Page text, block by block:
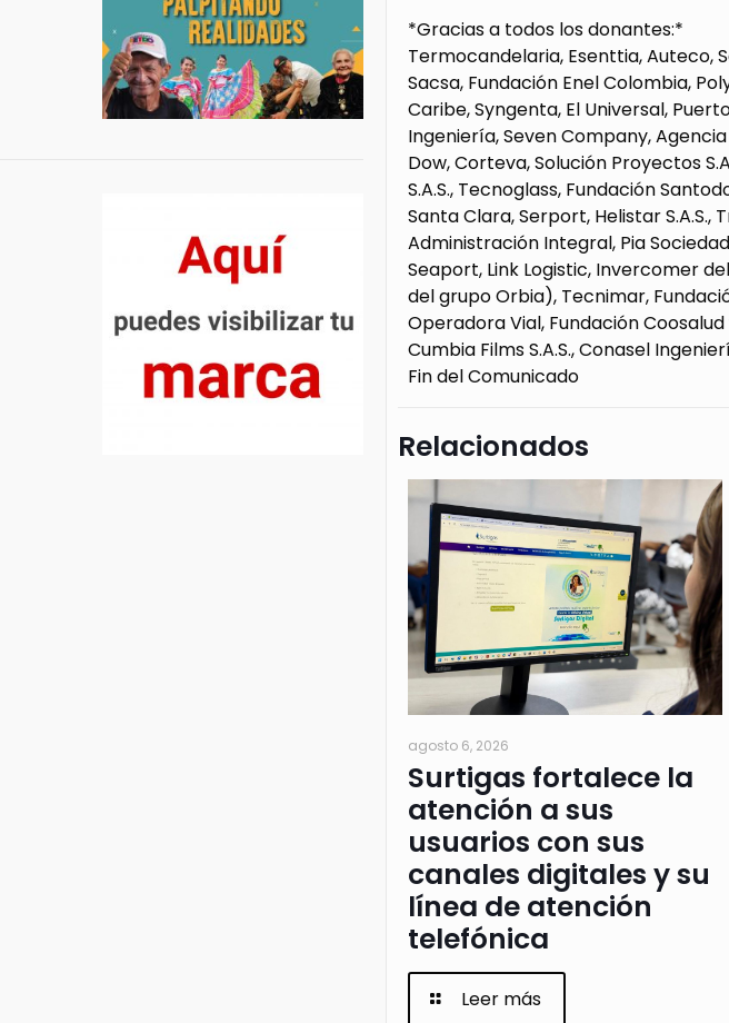
*Gracias a todos los donantes:*
Termocandelaria, Esenttia, Auteco,
Sacsa, Fundación Enel Colombia,
Caribe, Syngenta, El Universal,
Ingeniería, Seven Company,
Dow, Corteva, Solución Proyectos
S.A.S., Tecnoglass, Fundación
Santa Clara, Serport, Helistar S.A.S.,
Administración Integral, Pia Sociedad
Seaport, Link Logistic, Invercomer
del grupo Orbia), Tecnimar,
Operadora Vial, Fundación
Cumbia Films S.A.S., Conasel
Fin del Comunicado
Relacionados
agosto 6, 2026
Surtigas fortalece la
atención a sus
usuarios con sus
canales digitales y su
línea de atención
telefónica
Leer más